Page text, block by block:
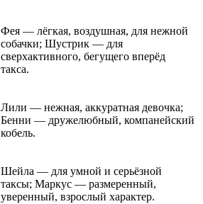
Фея — лёгкая, воздушная, для нежной
собачки; Шустрик — для
сверхактивного, бегущего вперёд
такса.
Лили — нежная, аккуратная девочка;
Бенни — дружелюбный, компанейский
кобель.
Шейла — для умной и серьёзной
таксы; Маркус — размеренный,
уверенный, взрослый характер.